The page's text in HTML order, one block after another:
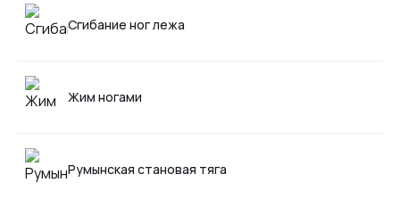
Сгибание ног лежа
Жим ногами
Румынская становая тяга